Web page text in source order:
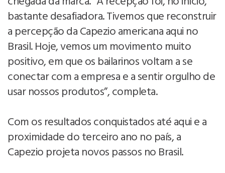
bastante desafiadora. Tivemos que reconstruir
a percepção da Capezio americana aqui no
Brasil. Hoje, vemos um movimento muito
positivo, em que os bailarinos voltam a se
conectar com a empresa e a sentir orgulho de
usar nossos produtos”, completa.
Com os resultados conquistados até aqui e a
proximidade do terceiro ano no país, a
Capezio projeta novos passos no Brasil.